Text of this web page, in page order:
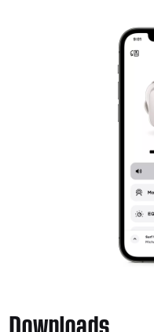
Downloads